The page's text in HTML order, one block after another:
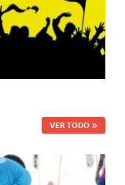
VER TODO